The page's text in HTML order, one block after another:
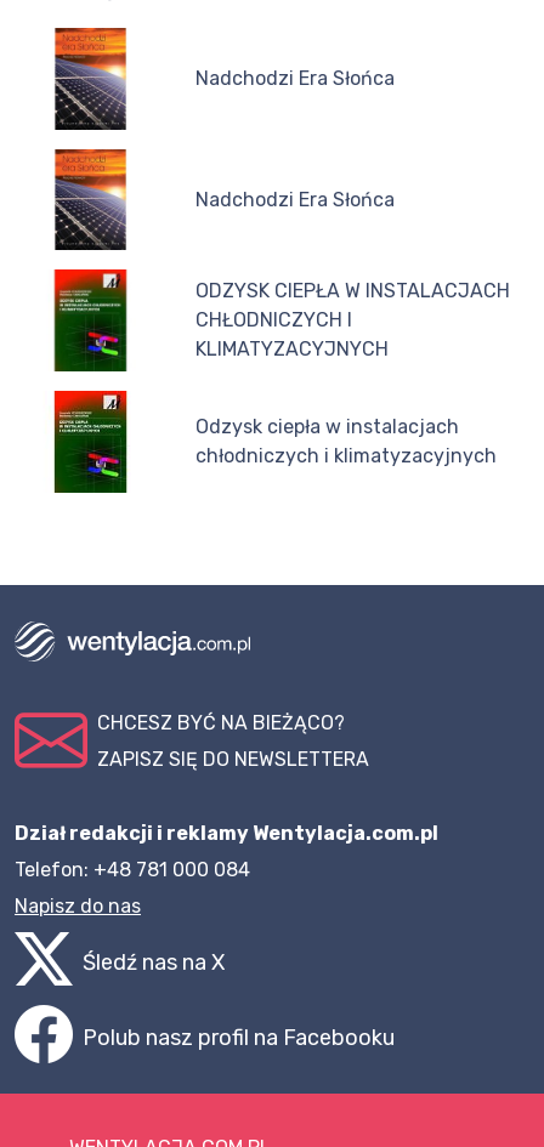
Nadchodzi Era Słońca
Nadchodzi Era Słońca
ODZYSK CIEPŁA W INSTALACJACH
CHŁODNICZYCH I
KLIMATYZACYJNYCH
Odzysk ciepła w instalacjach
chłodniczych i klimatyzacyjnych
CHCESZ BYĆ NA BIEŻĄCO?
ZAPISZ SIĘ DO NEWSLETTERA
Dział redakcji i reklamy Wentylacja.com.pl
Telefon: +48 781 000 084
Napisz do nas
Śledź nas na X
Polub nasz profil na Facebooku